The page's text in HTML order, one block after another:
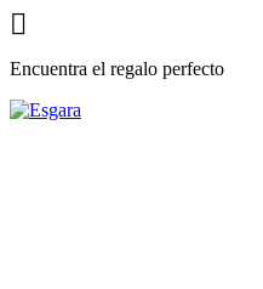

Encuentra el regalo perfecto